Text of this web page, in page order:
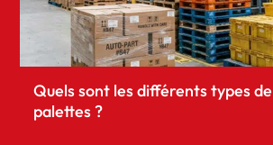
Quels sont les différents types de
palettes ?